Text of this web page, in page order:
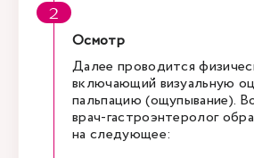
Осмотр
Далее проводится
включающий визуальную
пальпацию (ощупывание).
врач-гастроэнтеролог
на следующее: